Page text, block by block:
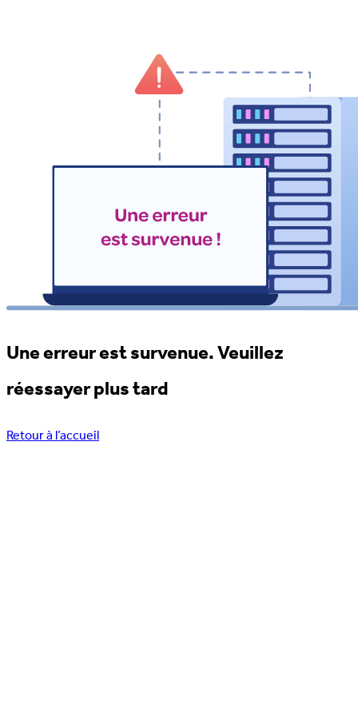
Une erreur est survenue. Veuillez
réessayer plus tard
Retour à l’accueil